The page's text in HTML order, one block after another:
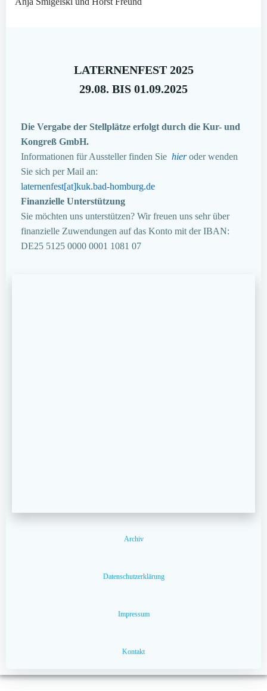
LATERNENFEST 2025
29.08. BIS 01.09.2025
Die Vergabe der Stellplätze erfolgt durch die Kur- und
Kongreß GmbH.
Informationen für Aussteller finden Sie hieroder wenden
Sie sich per Mail an:
laternenfest[at]kuk.bad-homburg.de
Finanzielle Unterstützung
Sie möchten uns unterstützen? Wir freuen uns sehr über
finanzielle Zuwendungen auf das Konto mit der IBAN:
DE25 5125 0000 0001 1081 07
Archiv
Datenschutzerklärung
Impressum
Kontakt